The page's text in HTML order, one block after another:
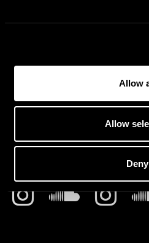
Allow
Allow
Deny
ADIEL